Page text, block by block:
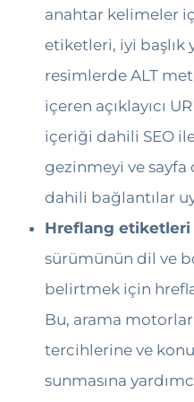
anahtar kelimeler
etiketleri, iyi başlık
resimlerde ALT
içeren açıklayıcı
içeriği dahili SEO
gezinmeyi ve
dahili bağlantılar
Hreflang etiketleri
sürümünün dil ve
belirtmek için
Bu, arama
tercihlerine ve
sunmasına